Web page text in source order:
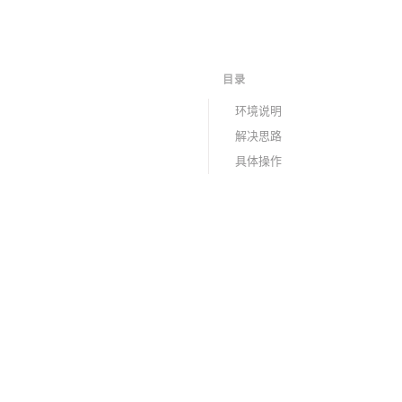
目录
环境说明
解决思路
具体操作